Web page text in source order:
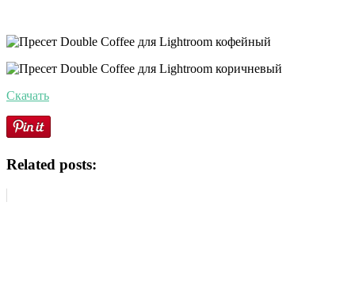
Скачать
Related posts: